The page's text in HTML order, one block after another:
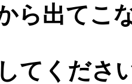
ら出てこ
てくださ